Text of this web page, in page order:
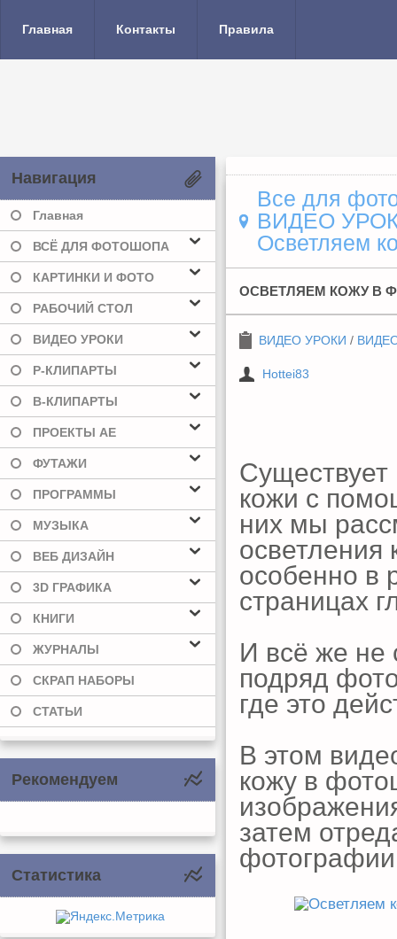
Главная Контакты Правила
Навигация
Главная
ВСЁ ДЛЯ ФОТОШОПА
КАРТИНКИ И ФОТО
РАБОЧИЙ СТОЛ
ВИДЕО УРОКИ
Р-КЛИПАРТЫ
В-КЛИПАРТЫ
ПРОЕКТЫ AE
ФУТАЖИ
ПРОГРАММЫ
МУЗЫКА
ВЕБ ДИЗАЙН
3D ГРАФИКА
КНИГИ
ЖУРНАЛЫ
СКРАП НАБОРЫ
СТАТЬИ
Рекомендуем
Статистика
Все для
ВИДЕО
Осветляем
ОСВЕТЛЯЕМ КОЖУ В
ВИДЕО УРОКИ /
Hottei83
Существует
кожи с
них мы
осветления
особенно в
страницах
И всё же не
подряд
где это
В этом
кожу в
затем